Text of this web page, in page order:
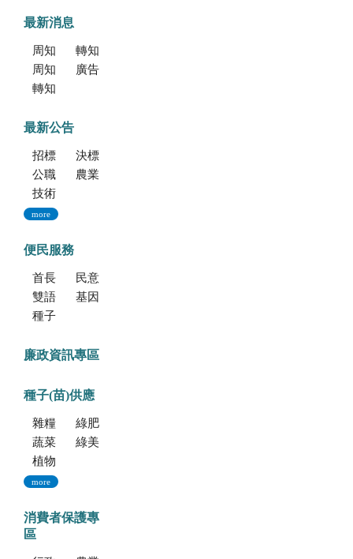
最新消息
周知文化部「2027年文化部百大文化基地徵選獎勵簡章」，歡迎踴躍參加。
轉知考選部「115年建築師、技師、大地工程技師（第二階段考試）、 不動產經紀人、記帳士考試」報名訊息
周知文化部文化資產局訂於115年9月19日至20日辦理「2026年全國古蹟日活動」
廣告文宣「116年度軍公教員工待遇提升方案」政策圖文說明
轉知海洋委員會海洋保育署「2026海洋保育創意短影音競賽」活動資訊
最新公告
招標公告
決標公告
公職人員利益衝突迴避法身份揭露專區
農業新聞
技術移轉公告
more
便民服務
首長信箱
民意信箱
雙語學習專區
基因改造植物委託檢測服務
種子調製加工暨寄倉服務
廉政資訊專區
種子(苗)供應
雜糧種子
綠肥種子
蔬菜種子
綠美化種苗
植物組織培養
more
消費者保護專
區